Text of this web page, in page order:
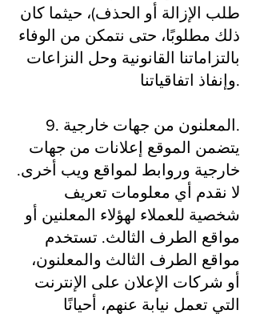
طلب الإزالة أو الحذف)، حيثما كان
ذلك مطلوبًا، حتى نتمكن من الوفاء
بالتزاماتنا القانونية وحل النزاعات
وإنفاذ اتفاقياتنا.
9. المعلنون من جهات خارجية.
يتضمن الموقع إعلانات من جهات
خارجية وروابط لمواقع ويب أخرى.
لا نقدم أي معلومات تعريف
شخصية للعملاء لهؤلاء المعلنين أو
مواقع الطرف الثالث. تستخدم
مواقع الطرف الثالث والمعلنون، ​​
أو شركات الإعلان على الإنترنت
التي تعمل نيابة عنهم، أحيانًا